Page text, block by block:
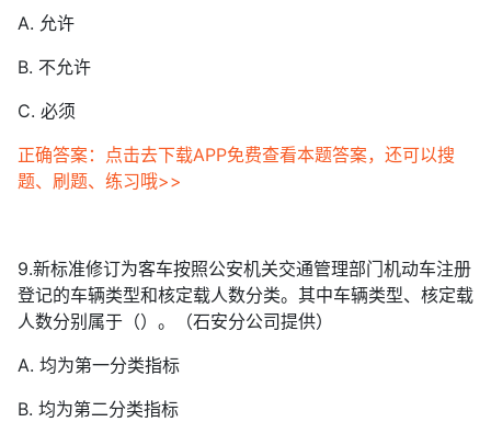
A. 允许
B. 不允许
C. 必须
正确答案：点击去下载APP免费查看本题答案，还可以搜
题、刷题、练习哦>>
9.新标准修订为客车按照公安机关交通管理部门机动车注册
登记的车辆类型和核定载人数分类。其中车辆类型、核定载
人数分别属于（）。（石安分公司提供）
A. 均为第一分类指标
B. 均为第二分类指标